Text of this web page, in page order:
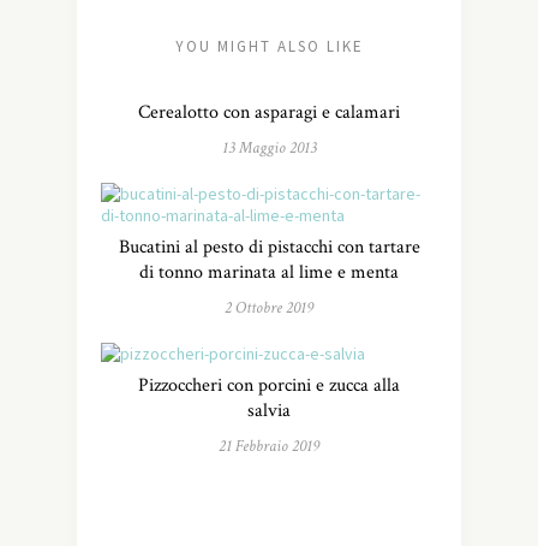
YOU MIGHT ALSO LIKE
Cerealotto con asparagi e calamari
13 Maggio 2013
Bucatini al pesto di pistacchi con tartare
di tonno marinata al lime e menta
2 Ottobre 2019
Pizzoccheri con porcini e zucca alla
salvia
21 Febbraio 2019